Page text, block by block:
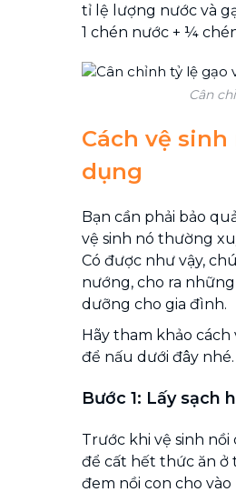
tỉ lệ lượng nước và
1 chén nước + ¼
Cân
Cách vệ
dụng
Bạn cần phải bảo
vệ sinh nó thường
Có được như vậy,
nướng, cho ra
dưỡng cho gia đình.
Hãy tham khảo cách
để nấu dưới đây nhé.
Bước 1: Lấy sạch
Trước khi vệ sinh
để cất hết thức ăn ở
đem nồi con cho